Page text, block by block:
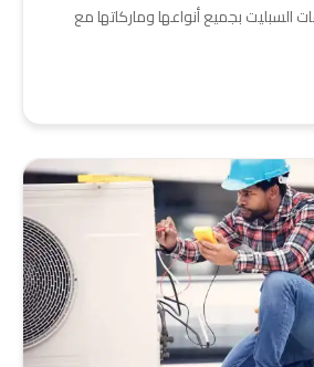
بجميع أنواعها وماركاتها مع